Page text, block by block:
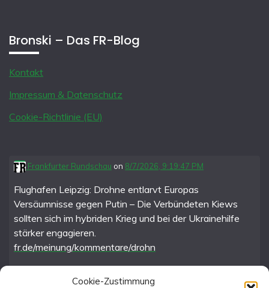
Cookie-Zustimmung
Bronski – Das FR-Blog
Kontakt
Impressum & Datenschutz
Cookie-Richtlinie (EU)
Frankfurter Rundschau on 8/7/2026, 9:19:47 PM
Flughafen Leipzig: Drohne entlarvt Europas
Versäumnisse gegen Putin – Die Verbündeten Kiews
sollten sich im hybriden Krieg und bei der Ukrainehilfe
stärker engagieren.
fr.de/meinung/kommentare/drohn